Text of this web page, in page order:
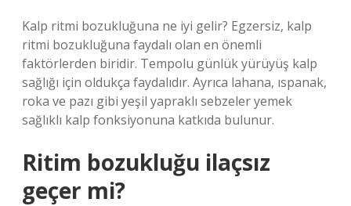
Kalp ritmi bozukluğuna ne iyi gelir? Egzersiz, kalp
ritmi bozukluğuna faydalı olan en önemli
faktörlerden biridir. Tempolu günlük yürüyüş kalp
sağlığı için oldukça faydalıdır. Ayrıca lahana, ıspanak,
roka ve pazı gibi yeşil yapraklı sebzeler yemek
sağlıklı kalp fonksiyonuna katkıda bulunur.
Ritim bozukluğu ilaçsız
geçer mi?